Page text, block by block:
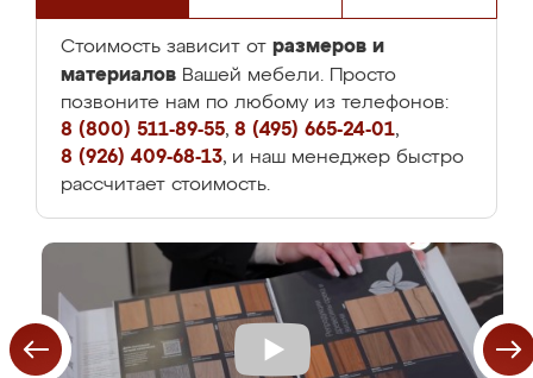
Стоимость зависит от размеров и
материалов Вашей мебели. Просто
позвоните нам по любому из телефонов:
8 (800) 511-89-55, 8 (495) 665-24-01,
8 (926) 409-68-13, и наш менеджер быстро
рассчитает стоимость.